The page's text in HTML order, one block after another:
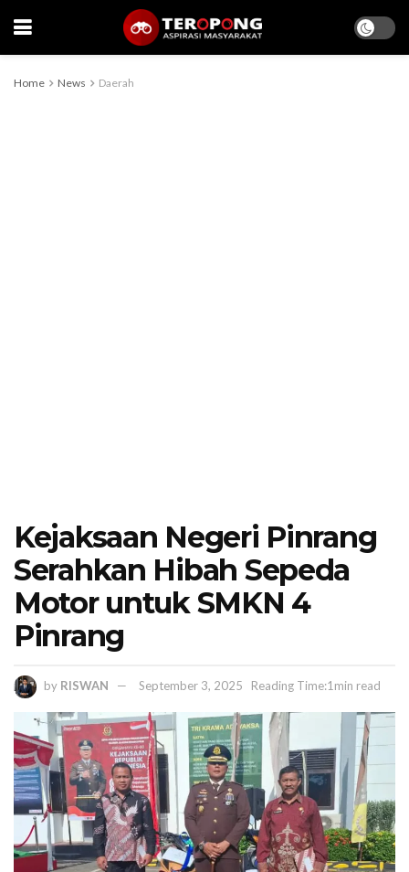
Home News Daerah
Kejaksaan Negeri Pinrang
Serahkan Hibah Sepeda
Motor untuk SMKN 4
Pinrang
by RISWAN September 3, 2025 Reading Time:1min read